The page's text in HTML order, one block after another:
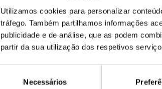
Utilizamos cookies para personalizar
tráfego. Também partilhamos informações
publicidade e de análise, que as podem
partir da sua utilização dos respetivos
Necessários OMA GERTRUDE